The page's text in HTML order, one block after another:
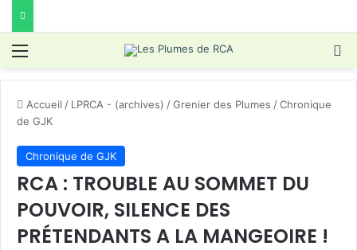
Menu
Accueil / LPRCA - (archives) /Grenier des Plumes /Chronique
de GJK
Chronique de GJK
RCA : TROUBLE AU SOMMET DU
POUVOIR, SILENCE DES
PRÉTENDANTS A LA MANGEOIRE !